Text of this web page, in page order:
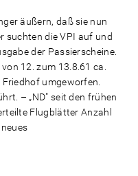
äußern, daß sie nun
suchten die VPI auf und
der Passierscheine.
12. zum 13.8.61 ca.
umgeworfen.
– „ND" seit den frühen
Flugblätter Anzahl